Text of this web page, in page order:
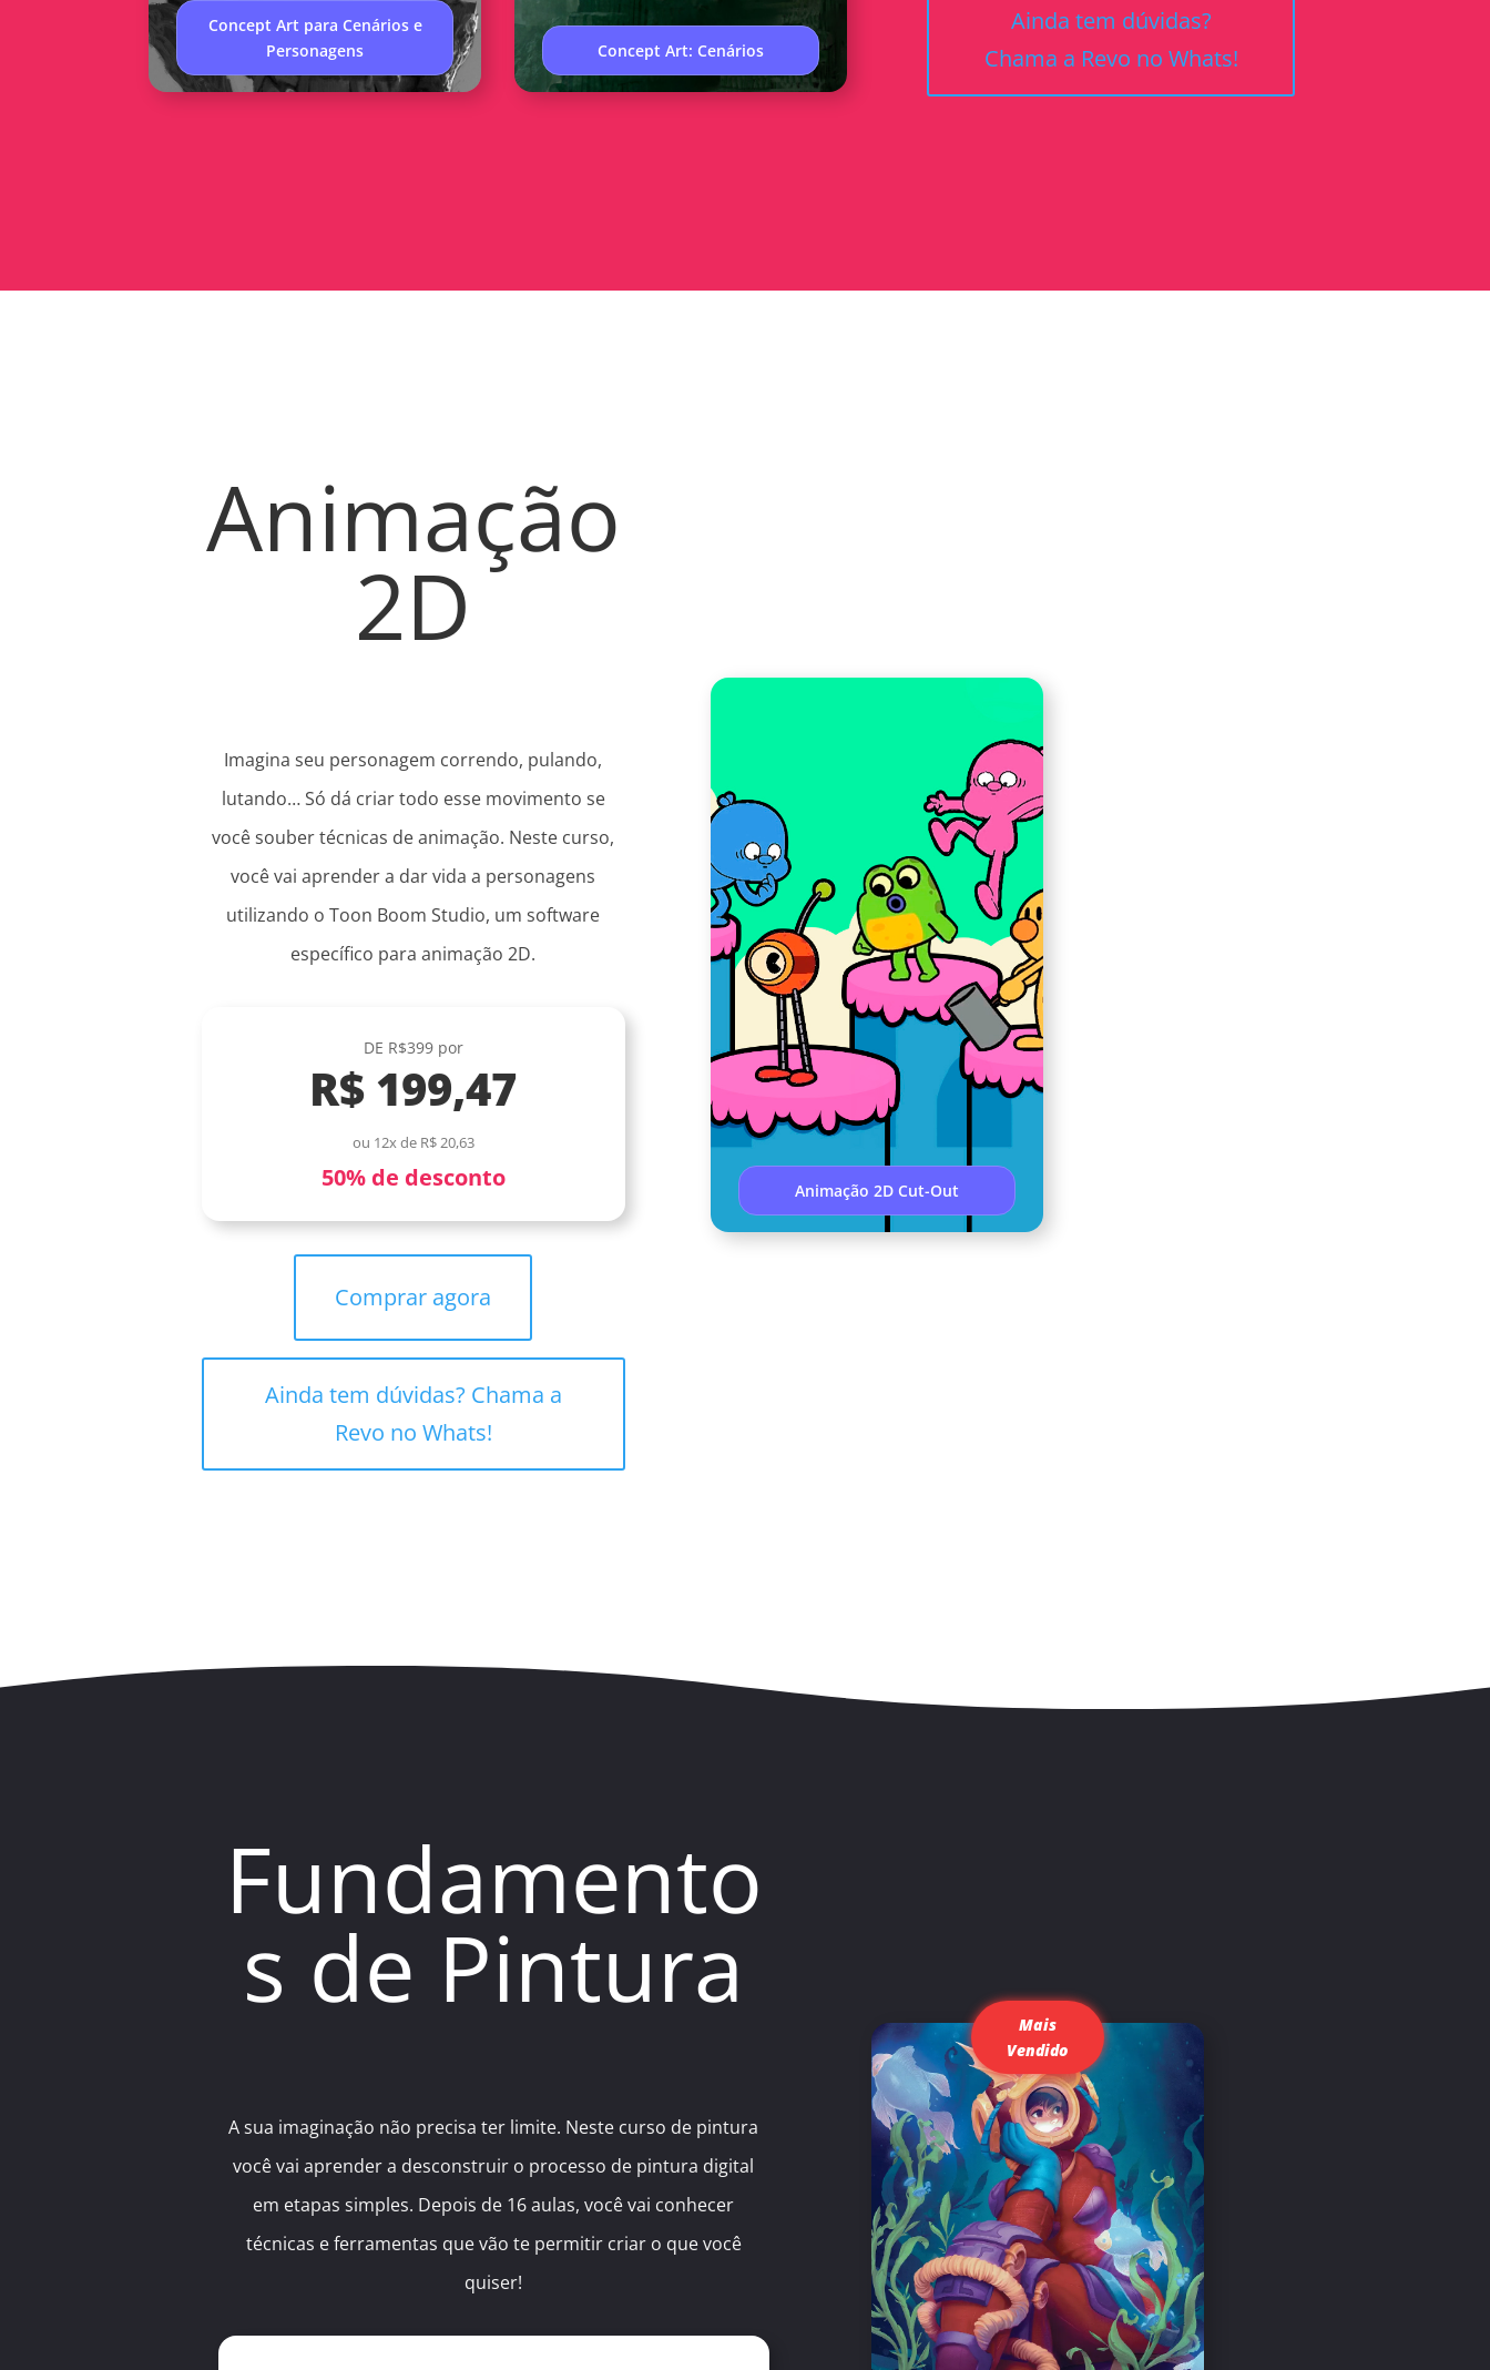
Concept Art para Cenários e
Personagens
Concept Art: Cenários
Ainda tem dúvidas?
Chama a Revo no Whats!
Animação 2D Cut-Out
Animação
2D
Imagina seu personagem correndo, pulando,
lutando… Só dá criar todo esse movimento se
você souber técnicas de animação. Neste curso,
você vai aprender a dar vida a personagens
utilizando o Toon Boom Studio, um software
específico para animação 2D.
DE R$399 por
R$ 199,47
ou 12x de R$ 20,63
50% de desconto
Comprar agora
Ainda tem dúvidas? Chama a
Revo no Whats!
Fundamento
s de Pintura
A sua imaginação não precisa ter limite. Neste curso de pintura
você vai aprender a desconstruir o processo de pintura digital
em etapas simples. Depois de 16 aulas, você vai conhecer
técnicas e ferramentas que vão te permitir criar o que você
quiser!